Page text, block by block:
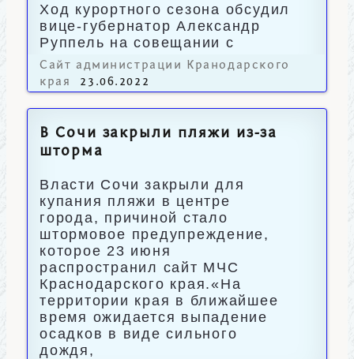
Ход курортного сезона обсудил
вице-губернатор Александр
Руппель на совещании с
главами муниципалитетов.
Сайт администрации Кранодарского
края
23.06.2022
В Сочи закрыли пляжи из-за
шторма
Власти Сочи закрыли для
купания пляжи в центре
города, причиной стало
штормовое предупреждение,
которое 23 июня
распространил сайт МЧС
Краснодарского края.«На
территории края в ближайшее
время ожидается выпадение
осадков в виде сильного
дождя,